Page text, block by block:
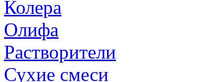
Колера
Олифа
Растворители
Сухие смеси